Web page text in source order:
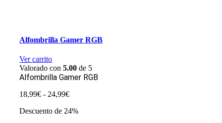
Alfombrilla Gamer RGB
Ver carrito
Valorado con5.00 de 5
Alfombrilla Gamer RGB
18,99€ - 24,99€Rango
precios:
Descuento de 24%